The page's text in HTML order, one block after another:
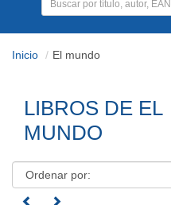
Inicio El mundo
LIBROS DE EL
MUNDO